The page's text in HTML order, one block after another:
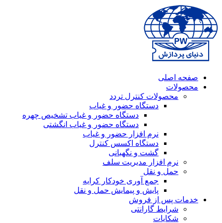
صفحه اصلی
محصولات
محصولات کنترل تردد
دستگاه حضور و غیاب
دستگاه حضور و غیاب تشخیص چهره
دستگاه حضور و غیاب انگشتی
نرم افزار حضور و غیاب
دستگاه اکسس کنترل
گشت و نگهبانی
نرم افزار مدیریت سلف
حمل و نقل
جمع آوری خودکار کرایه
پایش و پیمایش حمل و نقل
خدمات پس از فروش
شرایط گارانتی
شکایات